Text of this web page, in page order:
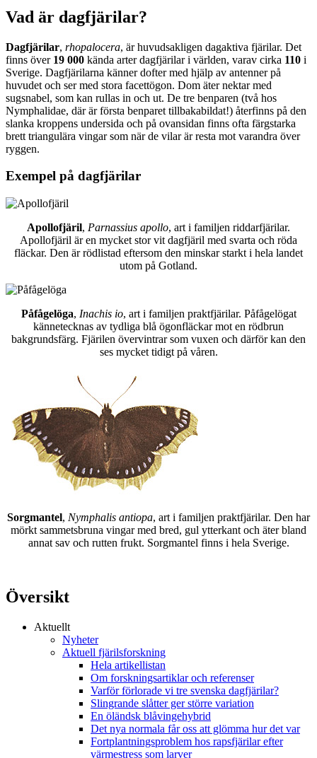
Vad är dagfjärilar?
Dagfjärilar, rhopalocera, är huvudsakligen dagaktiva fjärilar. Det
finns över 19 000 kända arter dagfjärilar i världen, varav cirka 110 i
Sverige. Dagfjärilarna känner dofter med hjälp av antenner på
huvudet och ser med stora facettögon. Dom äter nektar med
sugsnabel, som kan rullas in och ut. De tre benparen (två hos
Nymphalidae, där är första benparet tillbakabildat!) återfinns på den
slanka kroppens undersida och på ovansidan finns ofta färgstarka
brett triangulära vingar som när de vilar är resta mot varandra över
ryggen.
Exempel på dagfjärilar
Apollofjäril, Parnassius apollo, art i familjen riddarfjärilar.
Apollofjäril är en mycket stor vit dagfjäril med svarta och röda
fläckar. Den är rödlistad eftersom den minskar starkt i hela landet
utom på Gotland.
Påfågelöga, Inachis io, art i familjen praktfjärilar. Påfågelögat
kännetecknas av tydliga blå ögonfläckar mot en rödbrun
bakgrundsfärg. Fjärilen övervintrar som vuxen och därför kan den
ses mycket tidigt på våren.
Sorgmantel, Nymphalis antiopa, art i familjen praktfjärilar. Den har
mörkt sammetsbruna vingar med bred, gul ytterkant och äter bland
annat sav och rutten frukt. Sorgmantel finns i hela Sverige.
Översikt
Aktuellt
Nyheter
Aktuell fjärilsforskning
Hela artikellistan
Om forskningsartiklar och referenser
Varför förlorade vi tre svenska dagfjärilar?
Slingrande slåtter ger större variation
En öländsk blåvingehybrid
Det nya normala får oss att glömma hur det var
Fortplantningsproblem hos rapsfjärilar efter
värmestress som larver